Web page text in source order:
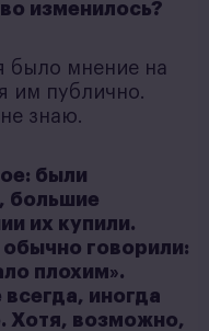
изменилось?
было мнение на
им публично.
знаю.
были
большие
их купили.
обычно говорили:
плохим».
иногда
Хотя, возможно,